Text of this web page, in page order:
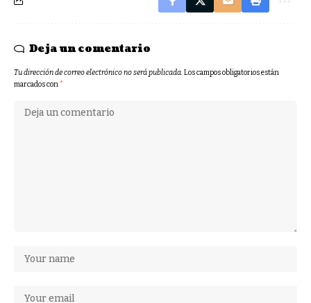
Deja un comentario
Tu dirección de correo electrónico no será publicada.Los campos obligatorios están
marcados con*